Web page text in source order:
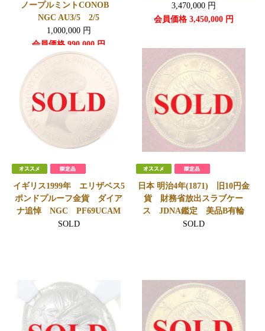
ノープルミントCONOB
NGC AU3/5 2/5
1,000,000 円
会員価格 990,000 円
3,470,000 円
会員価格 3,450,000円
イギリス1999年 エリザベス5
ポンドプルーフ金貨 ダイア
ナ追悼 NGC PF69UCAM
SOLD
日本 明治4年(1871) 旧10円金
貨 財務省放出スラブケー
ス JDNA鑑定 美品B有輪
SOLD